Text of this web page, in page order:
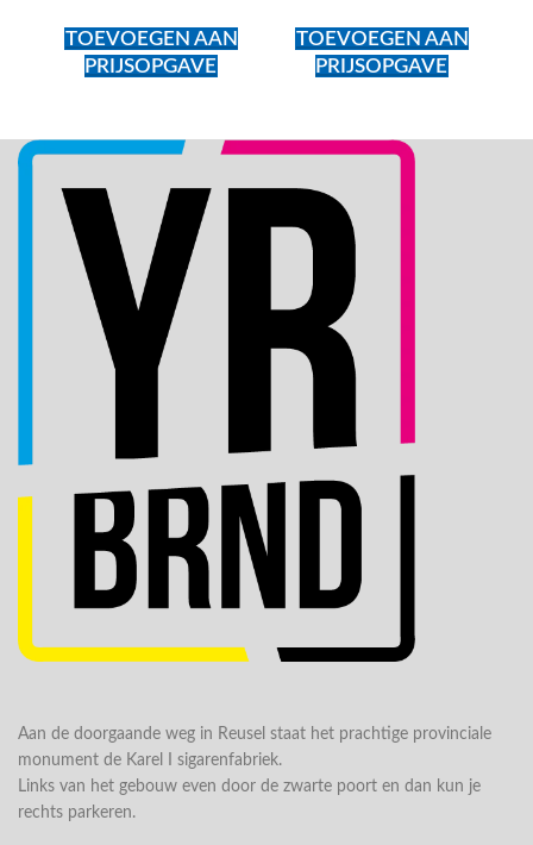
TOEVOEGEN AAN
PRIJSOPGAVE
TOEVOEGEN AAN
PRIJSOPGAVE
Aan de doorgaande weg in Reusel staat het prachtige provinciale
monument de Karel I sigarenfabriek.
Links van het gebouw even door de zwarte poort en dan kun je
rechts parkeren.